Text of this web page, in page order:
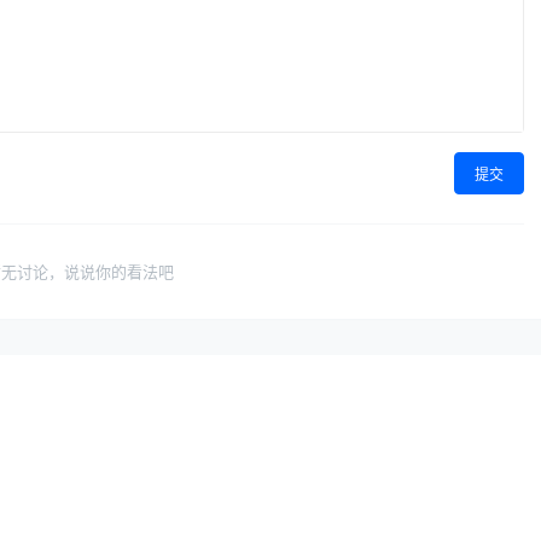
提交
讨论，说说你的看法吧